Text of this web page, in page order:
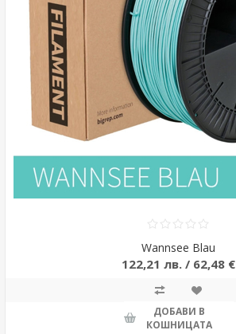
Wannsee Blau
122,21 лв. / 62,48 €
ДОБАВИ В
КОШНИЦАТА